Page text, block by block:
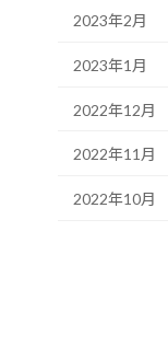
2023年2月
2023年1月
2022年12月
2022年11月
2022年10月